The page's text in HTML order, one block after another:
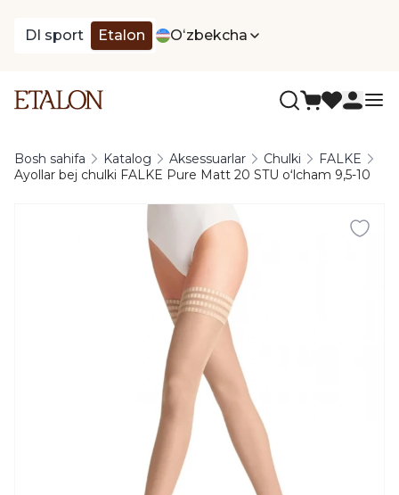
DI sport Etalon Oʻzbekcha
Bosh sahifa Katalog Aksessuarlar Chulki
FALKE
Ayollar bej chulki FALKE Pure Matt 20 STU oʻlcham 9,5-10